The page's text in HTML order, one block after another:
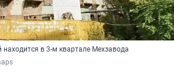
в 3-м квартале Мехзавода